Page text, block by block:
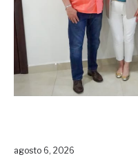
agosto 6, 2026